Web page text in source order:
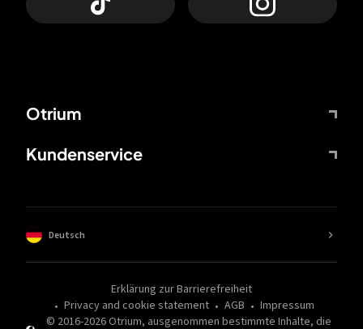
Otrium
Kundenservice
© 2016-2026Otrium, ausgenommen bestimmte Inhalte, die
Erklärung zur Barrierefreiheit
Privacy and cookie statement
AGB Impressum
Deutsch